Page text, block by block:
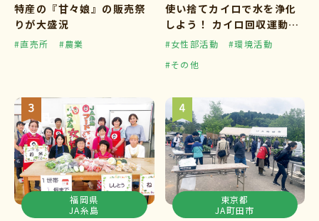
特産の『甘々娘』の販売祭
りが大盛況
#直売所 #農業
使い捨てカイロで水を浄化
しよう！ カイロ回収運動ス
タート
#女性部活動
#環境活動
#その他
福岡県
JA糸島
東京都
JA町田市